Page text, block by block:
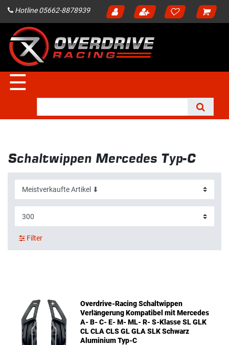
Hotline 05662-8878939
☰
Schaltwippen Mercedes Typ-C
Filter
Overdrive-Racing Schaltwippen
Verlängerung Kompatibel mit Mercedes
A- B- C- E- M- ML- R- S-Klasse SL GLK
CL CLA CLS GL GLA SLK Schwarz
Aluminium Typ-C